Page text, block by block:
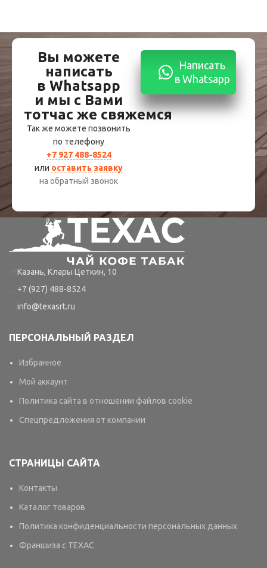
Вы можете
написать
в Whatsapp
и мы с Вами
тотчас же свяжемся
Так же можете позвонить
по телефону
+7 927 488-8524
или оставить заявку
на обратный звонок
Написать
в Whatsapp
Казань, Клары Цеткин, 10
+7 (927) 488-8524
info@texasrt.ru
ПЕРСОНАЛЬНЫЙ РАЗДЕЛ
Избранное
Мой аккаунт
Политика сайта в отношении файлов cookie
Спецпредложения от компании
СТРАНИЦЫ САЙТА
Контакты
Каталог товаров
Политика конфиденциальности персональных данных
Франшиза с TEXAC